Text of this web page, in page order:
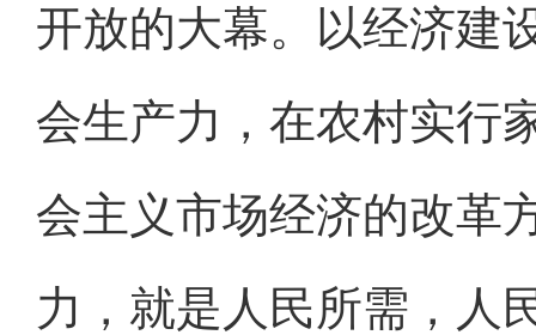
开放的大幕。以经济建
会生产力，在农村实行
会主义市场经济的改
力，就是人民所需，人